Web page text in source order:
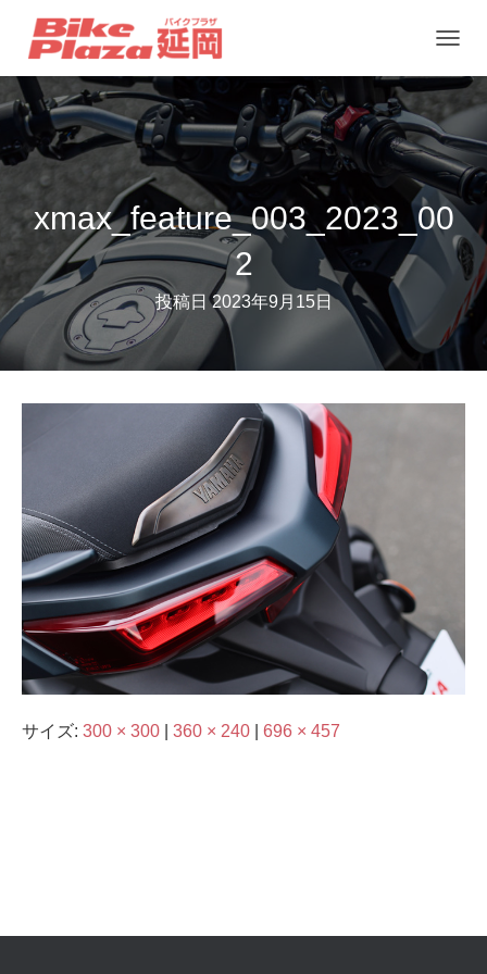
ビ
ゲ
ー
シ
ョ
ン
を
り
替
xmax_feature_003_2023_00
2
投稿日2023年9月15日
サイズ: 300 × 300 360 × 240 696 × 457